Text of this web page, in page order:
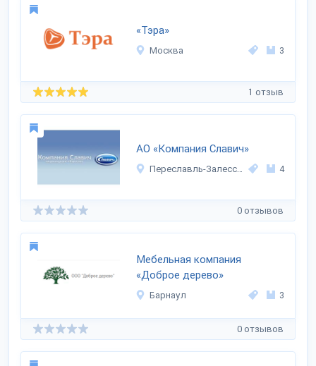
«Тэра»
Москва 3
1 отзыв
АО «Компания Славич»
Переславль-Залесский 4
0 отзывов
Мебельная компания
«Доброе дерево»
Барнаул 3
0 отзывов